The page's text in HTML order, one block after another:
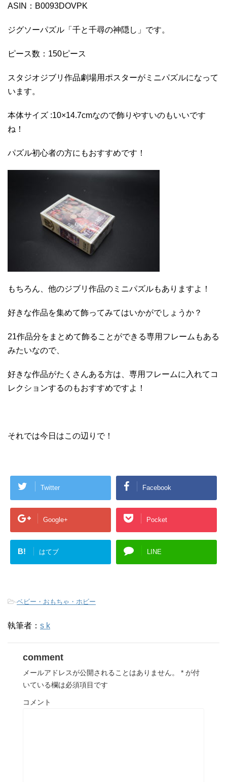
ASIN：B0093DOVPK
ジグソーパズル「千と千尋の神隠し」です。
ピース数：150ピース
スタジオジブリ作品劇場用ポスターがミニパズルになって
います。
本体サイズ :10×14.7cmなので飾りやすいのもいいです
ね！
パズル初心者の方にもおすすめです！
もちろん、他のジブリ作品のミニパズルもありますよ！
好きな作品を集めて飾ってみてはいかがでしょうか？
21作品分をまとめて飾ることができる専用フレームもある
みたいなので、
好きな作品がたくさんある方は、専用フレームに入れてコ
レクションするのもおすすめですよ！
それでは今日はこの辺りで！
Twitter Facebook
Google+ Pocket
B! はてブ LINE
-ベビー・おもちゃ・ホビー
執筆者： s k
comment
メールアドレスが公開されることはありません。 * が付
いている欄は必須項目です
コメント